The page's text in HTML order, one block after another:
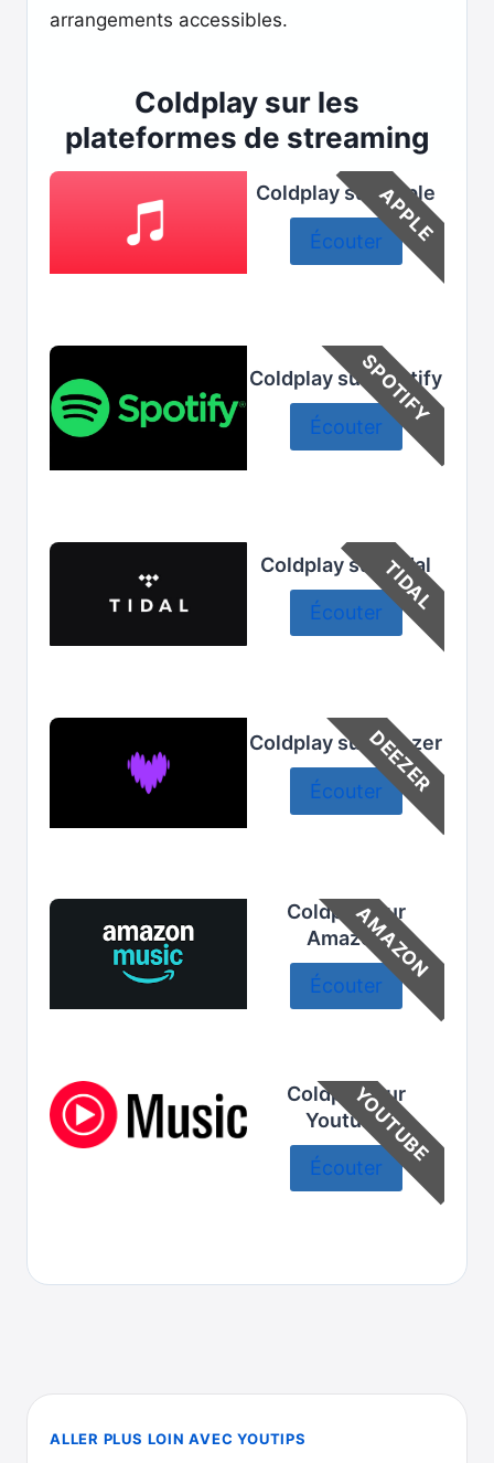
arrangements accessibles.
Coldplay sur les
plateformes de streaming
APPLE
Coldplay sur Apple
Écouter
SPOTIFY
Coldplay sur Spotify
Écouter
TIDAL
Coldplay sur Tidal
Écouter
DEEZER
Coldplay sur Deezer
Écouter
AMAZON
Coldplay sur
Amazon
Écouter
YOUTUBE
Coldplay sur
Youtube
Écouter
ALLER PLUS LOIN AVEC YOUTIPS